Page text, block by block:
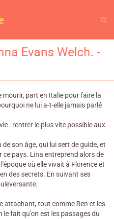
Evans Welch. -
mourir, part en Italie pour faire la
ne lui a-t-elle jamais parlé
: rentrer le plus vite possible aux
son âge, qui lui sert de guide, et
ce pays. Lina entreprend alors de
où elle vivait à Florence et
des secrets. En suivant ses
attachant, tout comme Ren et les
le fait qu'on est les passages du